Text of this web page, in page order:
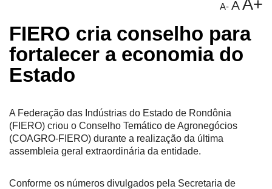
A- AA+
FIERO cria conselho para
fortalecer a economia do
Estado
A Federação das Indústrias do Estado de Rondônia
(FIERO) criou o Conselho Temático de Agronegócios
(COAGRO-FIERO) durante a realização da última
assembleia geral extraordinária da entidade.
Conforme os números divulgados pela Secretaria de